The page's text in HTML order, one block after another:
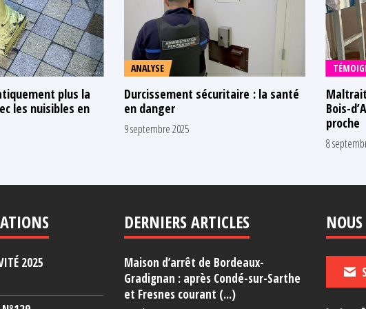
plus la
les nuisibles en
ANALYSE
Durcissement sécuritaire : la santé
en danger
9 septembre 2025
Bois-
proche
8
2025
DERNIERS ARTICLES
Maison d’arrêt de Bordeaux-
Gradignan : après Condé-sur-Sarthe
et Fresnes courant (...)